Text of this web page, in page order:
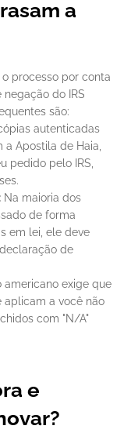
a
processo por conta
do IRS
são:
autenticadas
a Apostila de Haia,
pedido pelo IRS,
Na maioria dos
de forma
em lei, ele deve
de
americano exige que
aplicam a você não
com "N/A"
e